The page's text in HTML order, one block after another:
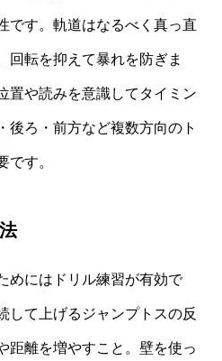
です。軌道はなるべく真っ直
回転を抑えて暴れを防ぎま
置や読みを意識してタイミン
後ろ・前方など複数方向のト
です。
めにはドリル練習が有効で
して上げるジャンプトスの反
距離を増やすこと。壁を使っ